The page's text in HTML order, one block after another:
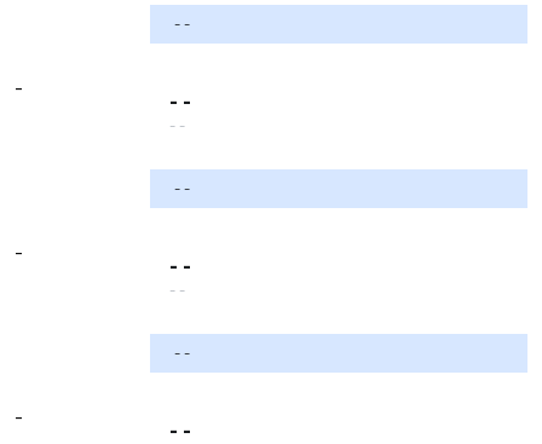
- -
-
- -
- -
- -
-
- -
- -
- -
-
- -